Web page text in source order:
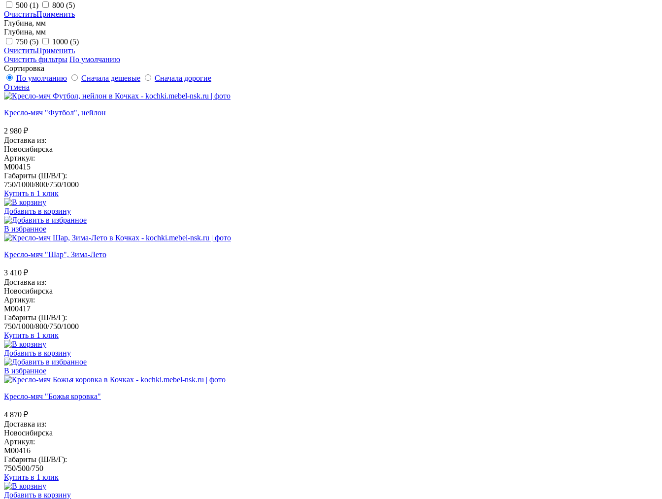
500 (1) 800 (5)
ОчиститьПрименить
Глубина, мм
Глубина, мм
750 (5) 1000 (5)
ОчиститьПрименить
Очистить фильтры По умолчанию
Сортировка
По умолчанию
Сначала дешевые
Сначала дорогие
Отмена
Кресло-мяч "Футбол", нейлон
2 980 ₽
Доставка из:
Новосибирска
Артикул:
M00415
Габариты (Ш/В/Г):
750/1000/800/750/1000
Купить в 1 клик
Добавить в корзину
В избранное
Кресло-мяч "Шар", Зима-Лето
3 410 ₽
Доставка из:
Новосибирска
Артикул:
M00417
Габариты (Ш/В/Г):
750/1000/800/750/1000
Купить в 1 клик
Добавить в корзину
В избранное
Кресло-мяч "Божья коровка"
4 870 ₽
Доставка из:
Новосибирска
Артикул:
M00416
Габариты (Ш/В/Г):
750/500/750
Купить в 1 клик
Добавить в корзину